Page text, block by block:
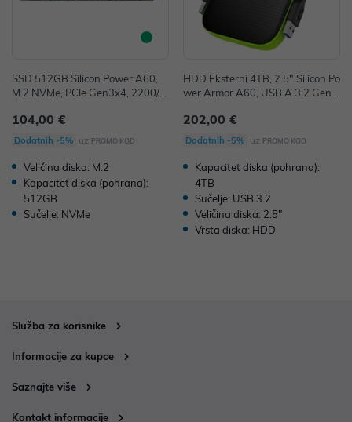
SSD 512GB Silicon Power A60,
M.2 NVMe, PCIe Gen3x4, 2200/1
104,00 €
Dodatnih -5% uz PROMO KOD
Veličina diska: M.2
Kapacitet diska (pohrana):
512GB
Sučelje: NVMe
HDD Eksterni 4TB, 2.5" Silicon Po
wer Armor A60, USB A 3.2 Gen
202,00 €
Dodatnih -5% uz PROMO KOD
Kapacitet diska (pohrana):
4TB
Sučelje: USB 3.2
Veličina diska: 2.5"
Vrsta diska: HDD
Služba za korisnike
Informacije za kupce
Saznajte više
Kontakt informacije